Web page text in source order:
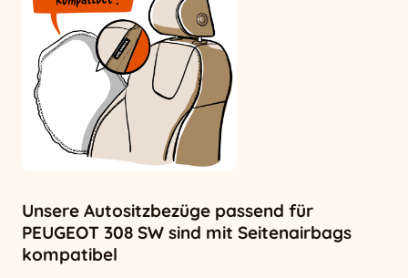
Unsere Autositzbezüge passend für
PEUGEOT 308 SW sind mit Seitenairbags
kompatibel